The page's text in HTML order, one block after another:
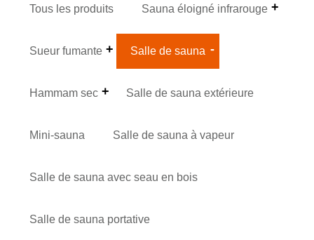
Tous les produits Sauna éloigné infrarouge
Sueur fumante Salle de sauna
Hammam sec Salle de sauna extérieure
Mini-sauna Salle de sauna à vapeur
Salle de sauna avec seau en bois
Salle de sauna portative